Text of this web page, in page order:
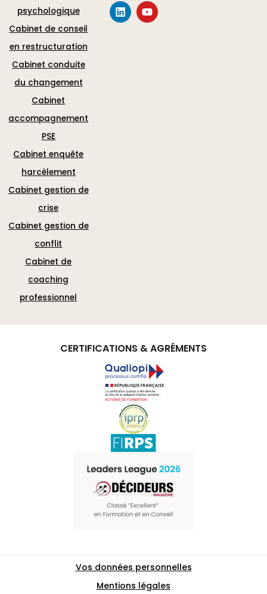
psychologique
Cabinet de conseil
en restructuration
Cabinet conduite
du changement
Cabinet
accompagnement
PSE
Cabinet enquête
harcèlement
Cabinet gestion de
crise
Cabinet gestion de
conflit
Cabinet de
coaching
professionnel
CERTIFICATIONS & AGRÉMENTS
Vos données personnelles
Mentions légales